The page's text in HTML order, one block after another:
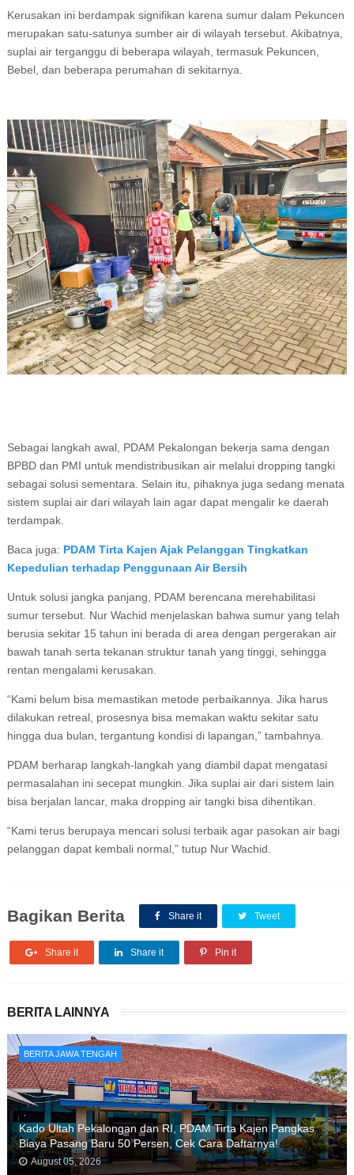
Kerusakan ini berdampak signifikan karena sumur dalam Pekuncen
merupakan satu-satunya sumber air di wilayah tersebut. Akibatnya,
suplai air terganggu di beberapa wilayah, termasuk Pekuncen,
Bebel, dan beberapa perumahan di sekitarnya.
Sebagai langkah awal, PDAM Pekalongan bekerja sama dengan
BPBD dan PMI untuk mendistribusikan air melalui dropping tangki
sebagai solusi sementara. Selain itu, pihaknya juga sedang menata
sistem suplai air dari wilayah lain agar dapat mengalir ke daerah
terdampak.
Baca juga: PDAM Tirta Kajen Ajak Pelanggan Tingkatkan
Kepedulian terhadap Penggunaan Air Bersih
Untuk solusi jangka panjang, PDAM berencana merehabilitasi
sumur tersebut. Nur Wachid menjelaskan bahwa sumur yang telah
berusia sekitar 15 tahun ini berada di area dengan pergerakan air
bawah tanah serta tekanan struktur tanah yang tinggi, sehingga
rentan mengalami kerusakan.
“Kami belum bisa memastikan metode perbaikannya. Jika harus
dilakukan retreal, prosesnya bisa memakan waktu sekitar satu
hingga dua bulan, tergantung kondisi di lapangan,” tambahnya.
PDAM berharap langkah-langkah yang diambil dapat mengatasi
permasalahan ini secepat mungkin. Jika suplai air dari sistem lain
bisa berjalan lancar, maka dropping air tangki bisa dihentikan.
“Kami terus berupaya mencari solusi terbaik agar pasokan air bagi
pelanggan dapat kembali normal,” tutup Nur Wachid.
Bagikan Berita Share it Tweet
Share it Share it Pin it
BERITA LAINNYA
BERITA JAWA TENGAH
Kado Ultah Pekalongan dan RI, PDAM Tirta Kajen Pangkas
Biaya Pasang Baru 50 Persen, Cek Cara Daftarnya!
August 05, 2026